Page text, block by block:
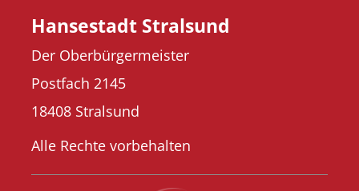
Hansestadt Stralsund
Der Oberbürgermeister
Postfach 2145
18408 Stralsund
Alle Rechte vorbehalten